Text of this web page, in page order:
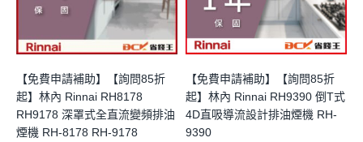
【免費申請補助】【詢問85折
起】林內 Rinnai RH8178
RH9178 深罩式全直流變頻排油
煙機 RH-8178 RH-9178
【免費申請補助】【詢問85折
起】林內 Rinnai RH9390 倒T式
4D直吸導流設計排油煙機 RH-
9390